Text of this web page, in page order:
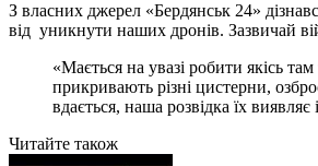
З власних джерел «Бердянськ 24»
від уникнути наших дронів. Зазвичай
«Мається на увазі робити якісь
прикривають різні цистерни,
вдається, наша розвідка їх
Читайте також